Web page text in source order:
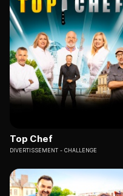
Top Chef
DIVERTISSEMENT CHALLENGE